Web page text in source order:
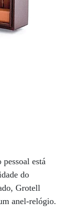
está
do
Grotell
anel-relógio.